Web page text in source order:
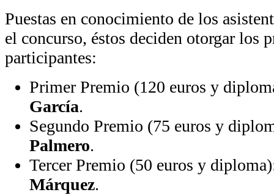
Puestas en conocimiento de los
el concurso, éstos deciden otorgar los
participantes:
Primer Premio (120 euros y
García.
Segundo Premio (75 euros y
Palmero.
Tercer Premio (50 euros y
Márquez.